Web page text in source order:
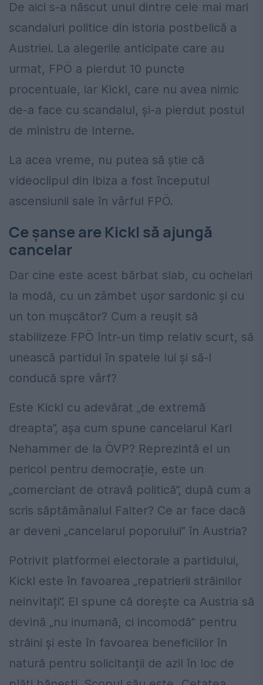
De aici s-a născut unul dintre cele mai mari
scandaluri politice din istoria postbelică a
Austriei. La alegerile anticipate care au
urmat, FPÖ a pierdut 10 puncte
procentuale, iar Kickl, care nu avea nimic
de-a face cu scandalul, și-a pierdut postul
de ministru de Interne.
La acea vreme, nu putea să știe că
videoclipul din Ibiza a fost începutul
ascensiunii sale în vârful FPÖ.
Ce șanse are Kickl să ajungă
cancelar
Dar cine este acest bărbat slab, cu ochelari
la modă, cu un zâmbet ușor sardonic și cu
un ton mușcător? Cum a reușit să
stabilizeze FPÖ într-un timp relativ scurt, să
unească partidul în spatele lui și să-l
conducă spre vârf?
Este Kickl cu adevărat „de extremă
dreapta”, așa cum spune cancelarul Karl
Nehammer de la ÖVP? Reprezintă el un
pericol pentru democrație, este un
„comerciant de otravă politică”, după cum a
scris săptămânalul Falter? Ce ar face dacă
ar deveni „cancelarul poporului” în Austria?
Potrivit platformei electorale a partidului,
Kickl este în favoarea „repatrierii străinilor
neinvitați”. El spune că dorește ca Austria să
devină „nu inumană, ci incomodă” pentru
străini și este în favoarea beneficiilor în
natură pentru solicitanții de azil în loc de